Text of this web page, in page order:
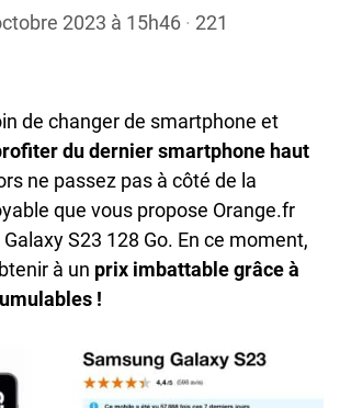
2023 à 15h46 · 221
de changer de smartphone et
du dernier smartphone haut
ne passez pas à côté de la
que vous propose Orange.fr
S23 128 Go. En ce moment,
à un prix imbattable grâce à
!